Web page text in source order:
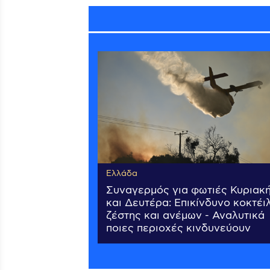
Ελλάδα
Συναγερμός για φωτιές Κυριακή
και Δευτέρα: Επικίνδυνο
ζέστης και ανέμων - Αναλυτικά
ποιες περιοχές κινδυνεύουν